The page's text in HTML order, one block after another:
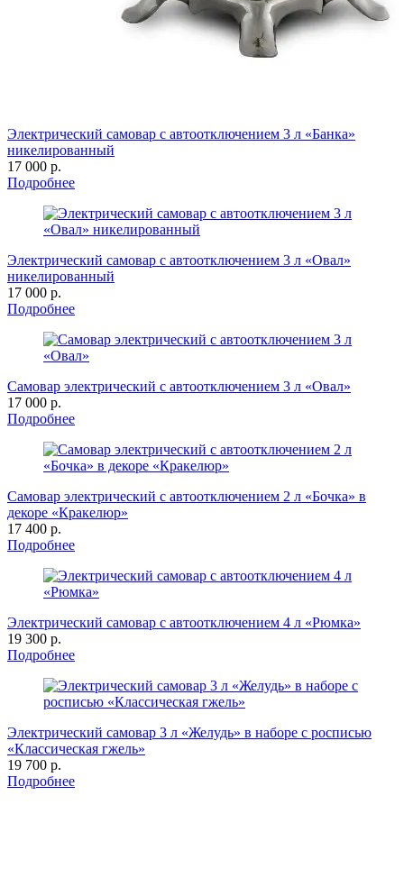
Электрический самовар с автоотключением 3 л «Банка»
никелированный
17 000 р.
Подробнее
Электрический самовар с автоотключением 3 л «Овал»
никелированный
17 000 р.
Подробнее
Самовар электрический с автоотключением 3 л «Овал»
17 000 р.
Подробнее
Самовар электрический с автоотключением 2 л «Бочка» в
декоре «Кракелюр»
17 400 р.
Подробнее
Электрический самовар с автоотключением 4 л «Рюмка»
19 300 р.
Подробнее
Электрический самовар 3 л «Желудь» в наборе с росписью
«Классическая гжель»
19 700 р.
Подробнее